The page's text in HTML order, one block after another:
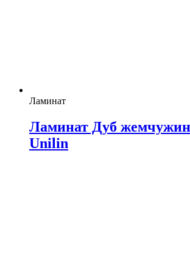
Ламинат
Ламинат Дуб
Unilin